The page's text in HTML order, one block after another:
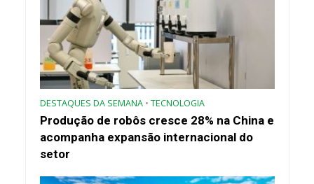
DESTAQUES DA SEMANA • TECNOLOGIA
Produção de robôs cresce 28% na China e
acompanha expansão internacional do
setor